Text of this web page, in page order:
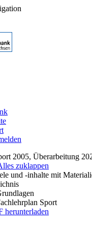
2005, Überarbeitung
zuklappen
und -inhalte mit
Sport
herunterladen